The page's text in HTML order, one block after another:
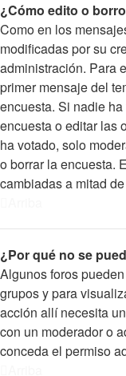
¿Cómo edito o
Como en los
modificadas por su
administración. Para
primer mensaje del
encuesta. Si nadie
encuesta o editar las
ha votado, solo
o borrar la encuesta.
cambiadas a mitad
¿Por qué no se
Algunos foros
grupos y para
acción allí necesita
con un moderador o
conceda el permiso